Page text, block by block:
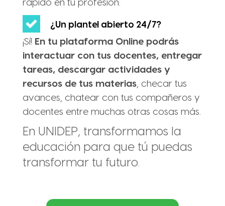
rápido en tu profesión.
¿Un plantel abierto 24/7?
¡Sí! En tu plataforma Online podrás
interactuar con tus docentes, entregar
tareas, descargar actividades y
recursos de tus materias, checar tus
avances, chatear con tus compañeros y
docentes entre muchas otras cosas más.
En UNIDEP, transformamos la
educación para que tú puedas
transformar tu futuro.